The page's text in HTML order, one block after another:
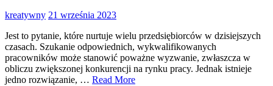
kreatywny 21 września 2023
Jest to pytanie, które nurtuje wielu przedsiębiorców w dzisiejszych
czasach. Szukanie odpowiednich, wykwalifikowanych
pracowników może stanowić poważne wyzwanie, zwłaszcza w
obliczu zwiększonej konkurencji na rynku pracy. Jednak istnieje
jedno rozwiązanie, … Read More